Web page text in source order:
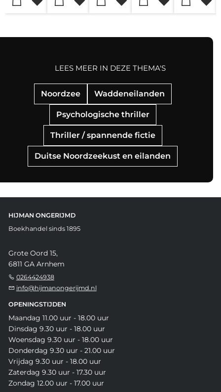
Noordzee Waddeneilanden
Psychologische thriller
Thriller / spannende fictie
Duitse Noordzeekust en eilanden
LEES MEER IN DEZE THEMA'S
HIJMAN ONGERIJMD
Boekhandel sinds 1895
Grote Oord 15,
6811 GA Arnhem
0264424938
info@hijmanongerijmd.nl
OPENINGSTIJDEN
Maandag 11.00 uur - 18.00 uur
Dinsdag 9.30 uur - 18.00 uur
Woensdag 9.30 uur - 18.00 uur
Donderdag 9.30 uur - 21.00 uur
Vrijdag 9.30 uur - 18.00 uur
Zaterdag 9.30 uur - 17.30 uur
Zondag 12.00 uur - 17.00 uur